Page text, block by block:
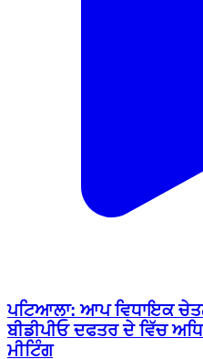
ਪਟਿਆਲਾ: ਆਪ ਵਿਧਾਇਕ
ਬੀਡੀਪੀਓ ਦਫਤਰ ਦੇ ਵਿੱਚ
ਮੀਟਿੰਗ